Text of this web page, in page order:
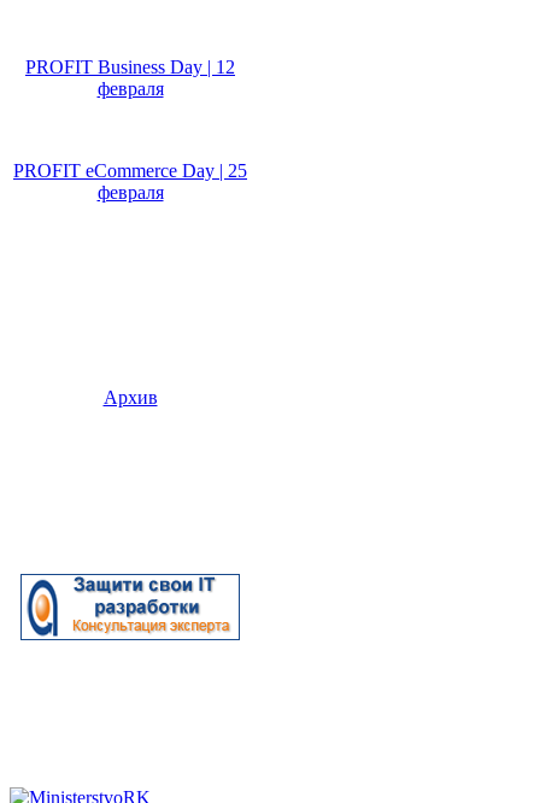
PROFIT Business Day | 12
февраля
PROFIT eCommerce Day | 25
февраля
Архив